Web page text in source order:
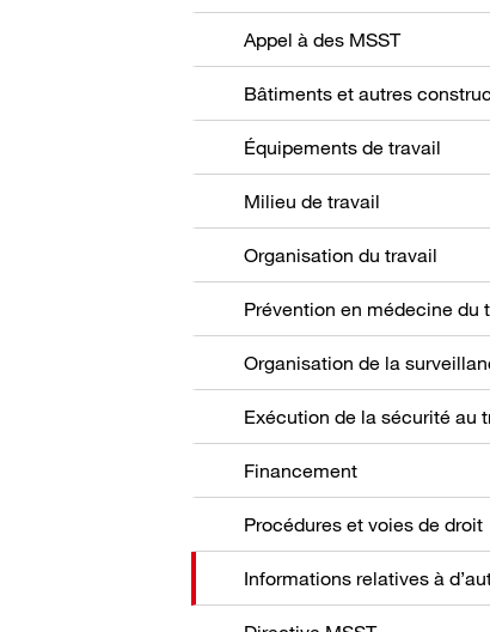
Appel à des MSST
Bâtiments et autres
Équipements de travail
Milieu de travail
Organisation du travail
Prévention en médecine du
Organisation de la
Exécution de la sécurité au
Financement
Procédures et voies de droit